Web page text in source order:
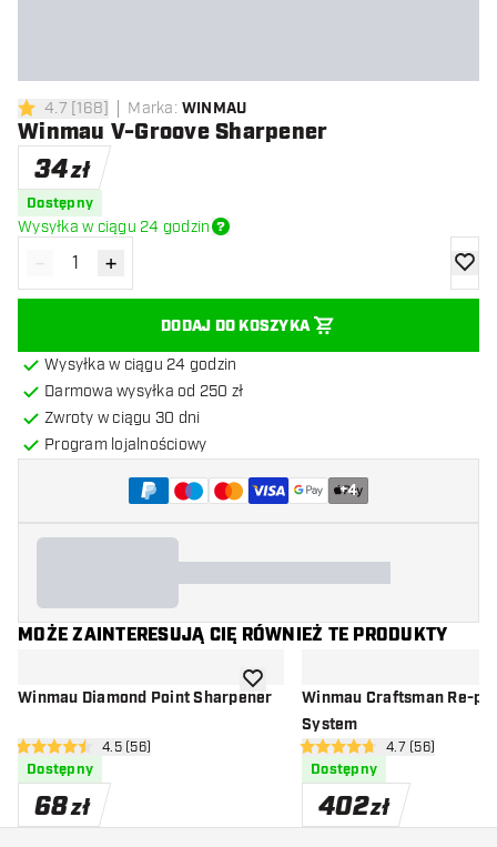
4.7 gwiazdki oceny
4.7 [168] Marka: WINMAU
Winmau V-Groove Sharpener
34zł
Dostępny
Wysyłka w ciągu 24 godzin
Zmniejsz ilość
- Zwiększ ilość
+
DODAJ DO KOSZYKA
Wysyłka w ciągu 24 godzin
Darmowa wysyłka od 250 zł
Zwroty w ciągu 30 dni
Program lojalnościowy
+4
MOŻE ZAINTERESUJĄ CIĘ RÓWNIEŻ TE PRODUKTY
Winmau Diamond Point Sharpener
otwórz panel recenzji
4.5 gwiazdki oceny
4.5 (56)
Dostępny
68zł
dodaj do listy życzeń
Winmau Craftsman Re-
System
otwórz panel
4.7 gwiazdki oceny
4.7 (56)
Dostępny
402zł